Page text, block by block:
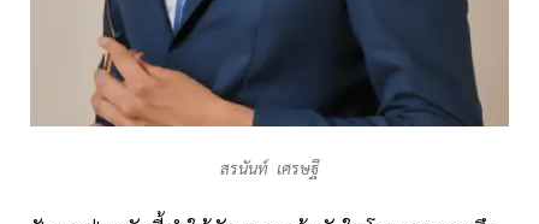
สรนันท์ เศรษฐี